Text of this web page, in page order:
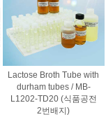
Lactose Broth Tube with
durham tubes / MB-
L1202-TD20 (식품공전
2번배지)